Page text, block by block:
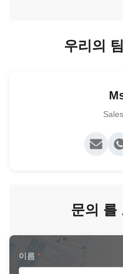
우리의
문의 를
이름 *